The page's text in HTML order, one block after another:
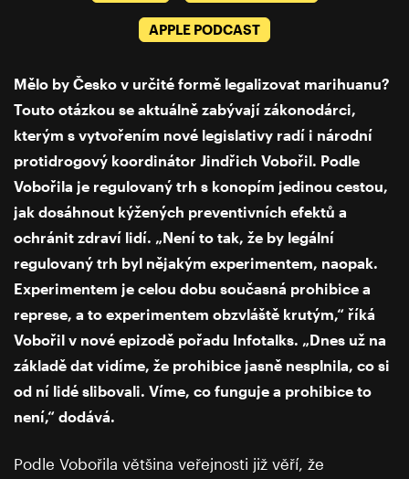
APPLE PODCAST
Mělo by Česko v určité formě legalizovat marihuanu?
Touto otázkou se aktuálně zabývají zákonodárci,
kterým s vytvořením nové legislativy radí i národní
protidrogový koordinátor Jindřich Vobořil. Podle
Vobořila je regulovaný trh s konopím jedinou cestou,
jak dosáhnout kýžených preventivních efektů a
ochránit zdraví lidí. „Není to tak, že by legální
regulovaný trh byl nějakým experimentem, naopak.
Experimentem je celou dobu současná prohibice a
represe, a to experimentem obzvláště krutým,“ říká
Vobořil v nové epizodě pořadu Infotalks. „Dnes už na
základě dat vidíme, že prohibice jasně nesplnila, co si
od ní lidé slibovali. Víme, co funguje a prohibice to
není,“ dodává.
Podle Vobořila většina veřejnosti již věří, že